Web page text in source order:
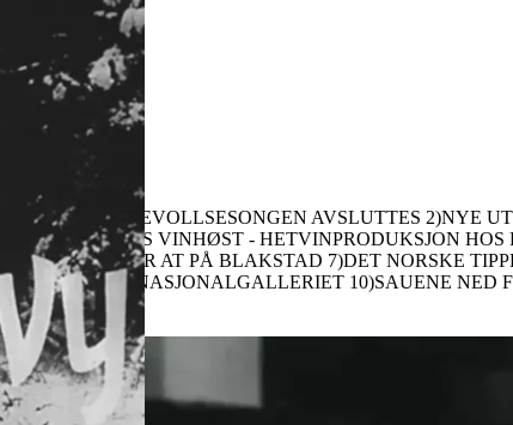
1)ØVREVOLLSESONGEN AVSLUTTES
4)NORGES VINHØST - HETVINPRODUKSJON
BESØKER AT PÅ BLAKSTAD 7)DET NORSKE
I NASJONALGALLERIET 10)SAUENE NED